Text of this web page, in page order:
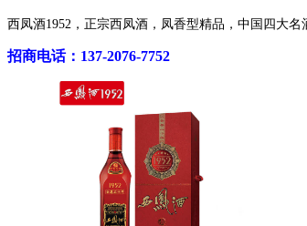
西凤酒1952，正宗西凤酒，凤香型精品，中国四大名
招商电话：137-2076-7752